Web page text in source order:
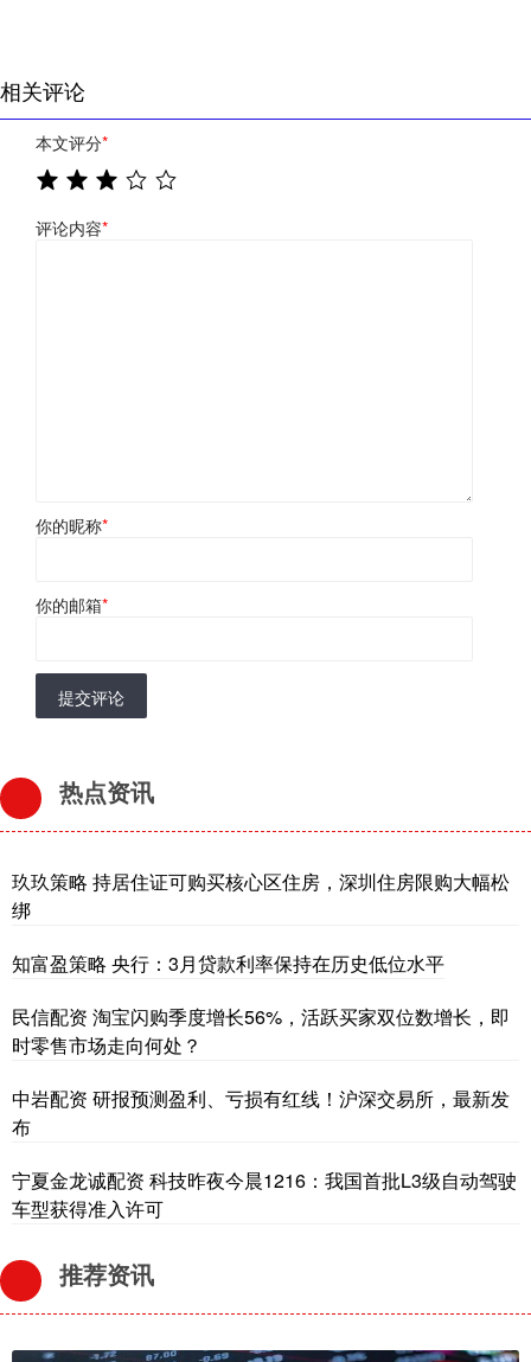
相关评论
本文评分*
评论内容*
你的昵称*
你的邮箱*
提交评论
热点资讯
玖玖策略 持居住证可购买核心区住房，深圳住房限购大幅松
绑
知富盈策略 央行：3月贷款利率保持在历史低位水平
民信配资 淘宝闪购季度增长56%，活跃买家双位数增长，即
时零售市场走向何处？
中岩配资 研报预测盈利、亏损有红线！沪深交易所，最新发
布
宁夏金龙诚配资 科技昨夜今晨1216：我国首批L3级自动驾驶
车型获得准入许可
推荐资讯